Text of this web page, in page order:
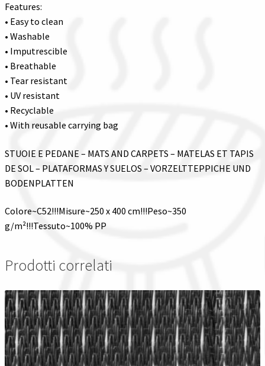
Features:
• Easy to clean
• Washable
• Imputrescible
• Breathable
• Tear resistant
• UV resistant
• Recyclable
• With reusable carrying bag
STUOIE E PEDANE – MATS AND CARPETS – MATELAS ET TAPIS
DE SOL – PLATAFORMAS Y SUELOS – VORZELTTEPPICHE UND
BODENPLATTEN
Colore~C52!!!Misure~250 x 400 cm!!!Peso~350
g/m²!!!Tessuto~100% PP
Prodotti correlati